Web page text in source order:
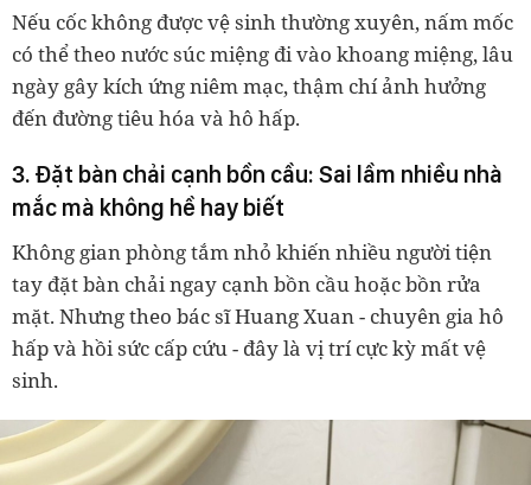
Nếu cốc không được vệ sinh thường xuyên, nấm mốc
có thể theo nước súc miệng đi vào khoang miệng, lâu
ngày gây kích ứng niêm mạc, thậm chí ảnh hưởng
đến đường tiêu hóa và hô hấp.
3. Đặt bàn chải cạnh bồn cầu: Sai lầm nhiều nhà
mắc mà không hề hay biết
Không gian phòng tắm nhỏ khiến nhiều người tiện
tay đặt bàn chải ngay cạnh bồn cầu hoặc bồn rửa
mặt. Nhưng theo bác sĩ Huang Xuan - chuyên gia hô
hấp và hồi sức cấp cứu - đây là vị trí cực kỳ mất vệ
sinh.